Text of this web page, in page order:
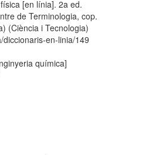
[en línia]. 2a ed.
de Terminologia, cop.
(Ciència i Tecnologia)
en-linia/149
química]